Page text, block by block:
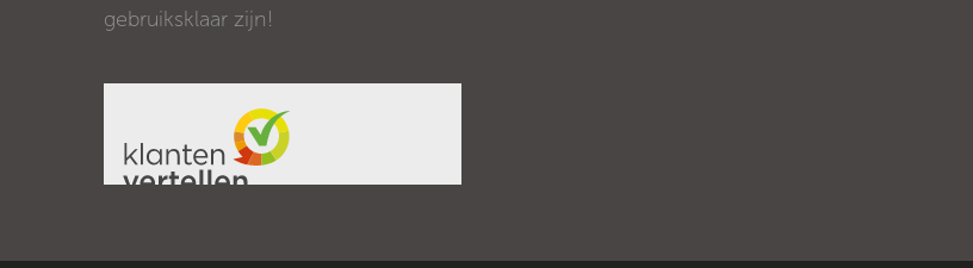
gebruiksklaar zijn!